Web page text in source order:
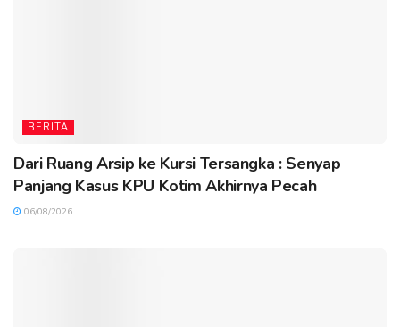
BERITA
Dari Ruang Arsip ke Kursi Tersangka : Senyap
Panjang Kasus KPU Kotim Akhirnya Pecah
06/08/2026